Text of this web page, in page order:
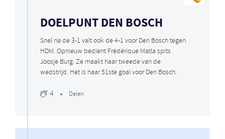
DOELPUNT DEN BOSCH
Snel na de 3-1 valt ook de 4-1 voor Den Bosch tegen
HDM. Opnieuw bedient Frédérique Matla spits
Joosje Burg. Ze maakt haar tweede van de
wedstrijd. Het is haar 51ste goal voor Den Bosch.
4 Delen